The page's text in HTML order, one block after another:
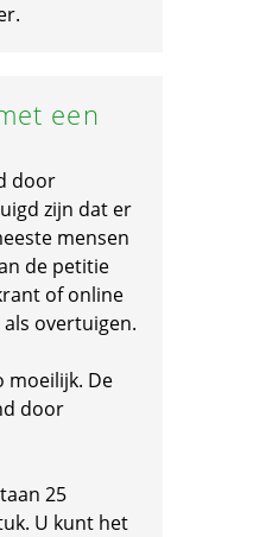
een
door
zijn dat er
mensen
de petitie
of online
overtuigen.
moeilijk. De
door
25
U kunt het